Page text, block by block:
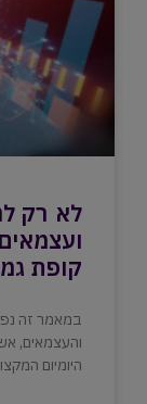
לא רק
קופת
במאמר זה
והעצמאים,
היומיום